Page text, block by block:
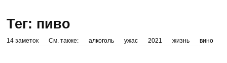
Тег: пиво
14 заметок См. также: алкоголь ужас 2021 жизнь вино